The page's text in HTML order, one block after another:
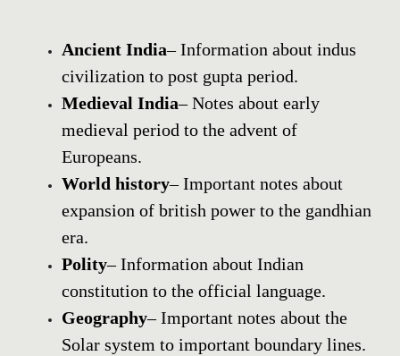
Ancient India– Information about indus
civilization to post gupta period.
Medieval India– Notes about early
medieval period to the advent of
Europeans.
World history– Important notes about
expansion of british power to the gandhian
era.
Polity– Information about Indian
constitution to the official language.
Geography– Important notes about the
Solar system to important boundary lines.